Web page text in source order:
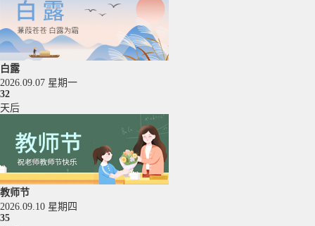
白露
2026.09.07 星期一
32
天后
教师节
2026.09.10 星期四
35